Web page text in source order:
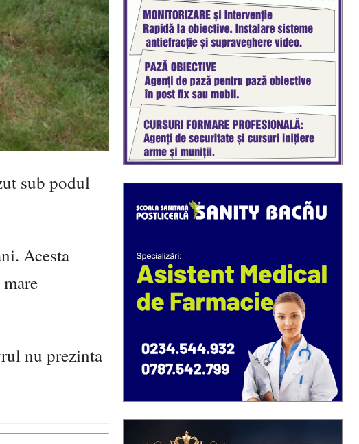
sub podul
Acesta
nu prezinta